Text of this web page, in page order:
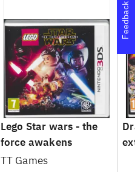
Lego Star wars - the
force awakens
TT Games
Feedback